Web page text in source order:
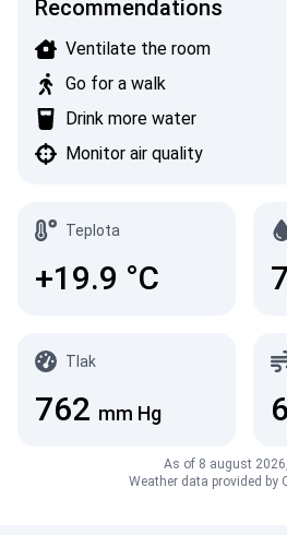
Recommendations
Ventilate the room
Go for a walk
Drink more water
Monitor air quality
Teplota
+19.9 °C
Tlak
762 mm Hg 6
As of 8 august
Weather data provided by